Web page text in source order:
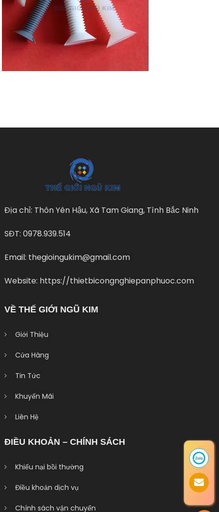
Địa chỉ: Thôn Yên Hậu, Xã Tam Giang, Tình Bắc Ninh
SĐT: 0978.939.514
Email: thegioingukim@gmail.com
Website: https://thietbicongnghiepanphuoc.com
VỀ THẾ GIỚI NGŨ KIM
Giới Thiệu
Cửa Hàng
Tin Tức
Khuyến Mãi
Liên Hệ
ĐIỀU KHOẢN – CHÍNH SÁCH
Khiếu nại bồi thường
Điều khoản dịch vụ
Chính sách vận chuyển